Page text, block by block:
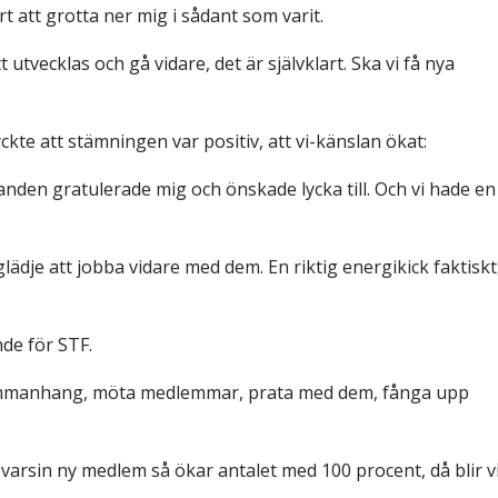
att grotta ner mig i sådant som varit.
och gå vidare, det är självklart. Ska vi få nya
att stämningen var positiv, att vi-känslan ökat:
gratulerade mig och önskade lycka till. Och vi hade en
att jobba vidare med dem. En riktig energikick
för STF.
möta medlemmar, prata med dem, fånga upp
ny medlem så ökar antalet med 100 procent, då blir